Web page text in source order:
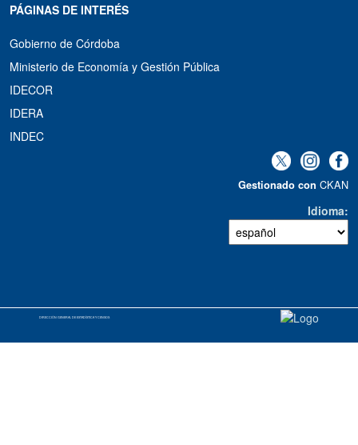
PÁGINAS DE INTERÉS
Gobierno de Córdoba
Ministerio de Economía y Gestión Pública
IDECOR
IDERA
INDEC
Gestionado con CKAN
Idioma
DIRECCIÓN GENERAL DE ESTADÍSTICA Y CENSOS